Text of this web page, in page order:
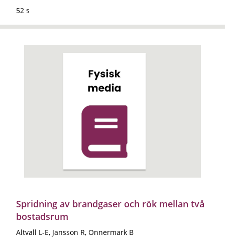
52 s
Spridning av brandgaser och rök mellan två
bostadsrum
Altvall L-E, Jansson R, Onnermark B